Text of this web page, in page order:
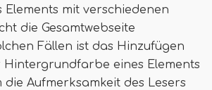
Elements mit verschiedenen
die Gesamtwebseite
Fällen ist das Hinzufügen
eines Elements
die Aufmerksamkeit des Lesers